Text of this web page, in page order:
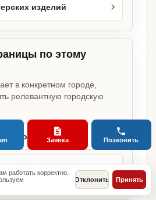
изделий
по этому
в конкретном городе,
релевантную городскую
в Москве
в Санкт-Петербурге
работать корректно.
Отклонить Принять
Заявка Позвонить